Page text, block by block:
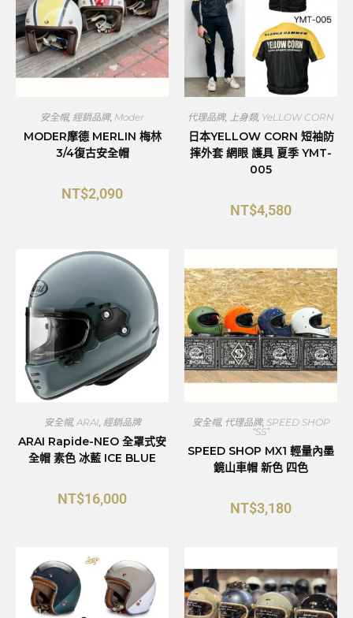
安全帽, 經銷品牌, Moder
MODER摩德 MERLIN 梅林
3/4復古安全帽
NT$2,090
代理品牌, 上身類, YeLLOW CORN
日本YELLOW CORN 短袖防
摔外套 網眼 護具 夏季 YMT-
005
NT$4,580
安全帽, ARAI, 經銷品牌
ARAI Rapide-NEO 全罩式安
全帽 素色 冰藍 ICE BLUE
NT$16,000
安全帽, 代理品牌, SPEED SHOP
“SS”
SPEED SHOP MX1 輕量內墨
鏡山車帽 新色 四色
NT$3,180